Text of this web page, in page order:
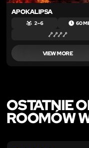
APOKALIPSA
2 – 6 60
VIEW MORE
OSTATNIE
ROOMÓW